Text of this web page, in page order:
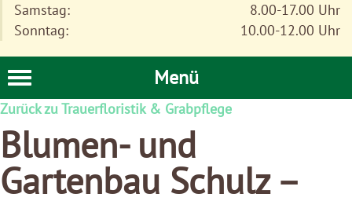
Samstag:
8.00-17.00 Uhr
Sonntag:
10.00-12.00 Uhr
Menü
Zurück zu Trauerfloristik & Grabpflege
Blumen- und
Gartenbau Schulz –